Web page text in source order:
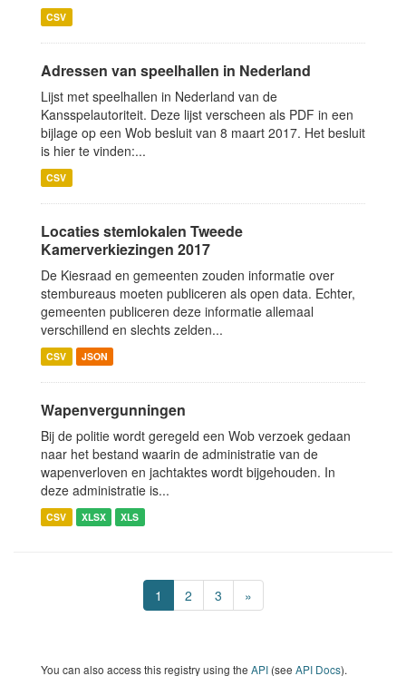
CSV
Adressen van speelhallen in Nederland
Lijst met speelhallen in Nederland van de
Kansspelautoriteit. Deze lijst verscheen als PDF in een
bijlage op een Wob besluit van 8 maart 2017. Het besluit
is hier te vinden:...
CSV
Locaties stemlokalen Tweede
Kamerverkiezingen 2017
De Kiesraad en gemeenten zouden informatie over
stembureaus moeten publiceren als open data. Echter,
gemeenten publiceren deze informatie allemaal
verschillend en slechts zelden...
CSV JSON
Wapenvergunningen
Bij de politie wordt geregeld een Wob verzoek gedaan
naar het bestand waarin de administratie van de
wapenverloven en jachtaktes wordt bijgehouden. In
deze administratie is...
CSV XLSX XLS
1 2 3 »
You can also access this registry using the API (see API Docs).